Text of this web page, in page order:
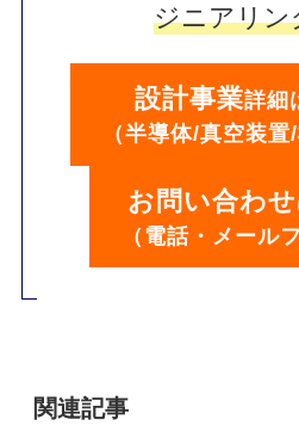
ジニアリ
設計事業詳細
（半導体/真空装置
お問い合わせ
（電話・メール
関連記事